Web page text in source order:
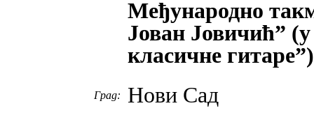
Међународно
Јован Јовичић”
класичне гитаре”)
Град: Нови Сад